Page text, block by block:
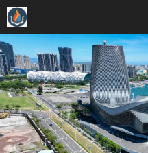
Aller
au
contenu